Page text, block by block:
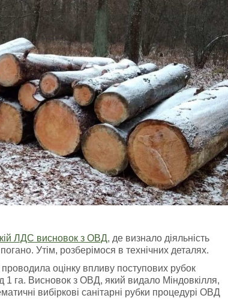
ЛДС висновок з ОВД, де визнало діяльність
Утім, розберімося в технічних деталях.
оцінку впливу поступових рубок
га. Висновок з ОВД, який видало Міндовкілля,
вибіркові санітарні рубки процедурі ОВД